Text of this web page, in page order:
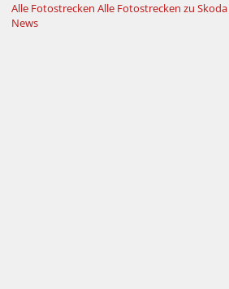
Alle Fotostrecken Alle Fotostrecken zu Skoda
News